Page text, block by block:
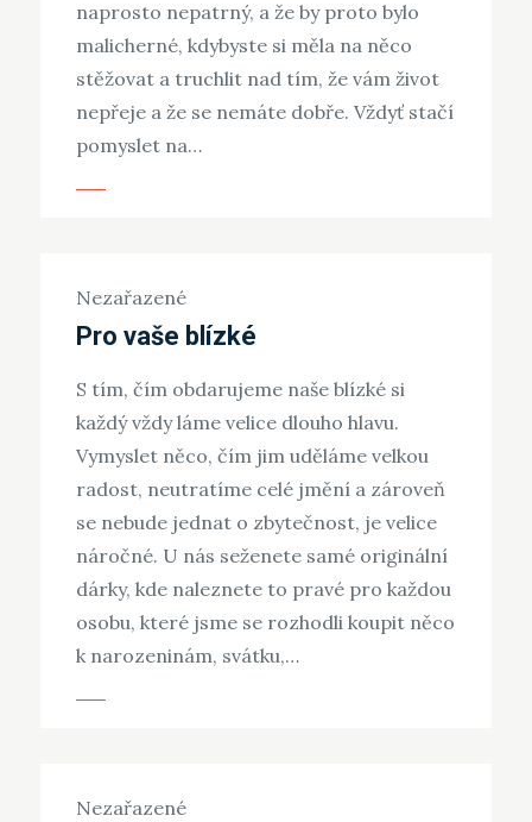
naprosto nepatrný, a že by proto bylo
malicherné, kdybyste si měla na něco
stěžovat a truchlit nad tím, že vám život
nepřeje a že se nemáte dobře. Vždyť stačí
pomyslet na…
Nezařazené
Pro vaše blízké
S tím, čím obdarujeme naše blízké si
každý vždy láme velice dlouho hlavu.
Vymyslet něco, čím jim uděláme velkou
radost, neutratíme celé jmění a zároveň
se nebude jednat o zbytečnost, je velice
náročné. U nás seženete samé originální
dárky, kde naleznete to pravé pro každou
osobu, které jsme se rozhodli koupit něco
k narozeninám, svátku,…
Nezařazené